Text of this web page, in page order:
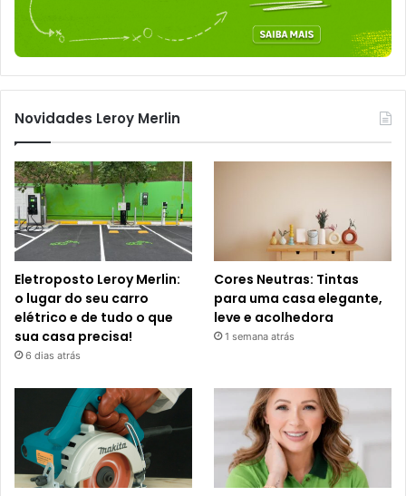
Novidades Leroy Merlin
Eletroposto Leroy Merlin:
o lugar do seu carro
elétrico e de tudo o que
sua casa precisa!
6 dias atrás
Cores Neutras: Tintas
para uma casa elegante,
leve e acolhedora
1 semana atrás